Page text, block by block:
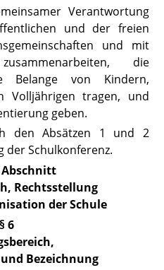
Verantwortung
fentlichen und der freien
und mit
die
Belange von Kindern,
Volljährigen tragen, und
geben.
den Absätzen 1 und 2
der Schulkonferenz.
Rechtsstellung
der Schule
§ 6
Bezeichnung